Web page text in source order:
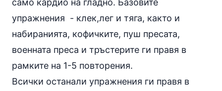
упражнения - клек,лег и тяга, както и
набиранията, кофичките, пуш пресата,
военната преса и тръстерите ги правя в
рамките на 1-5 повторения.
Всички останали упражнения ги правя в